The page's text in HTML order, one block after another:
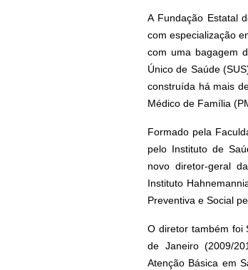
A Fundação Estatal
com especialização
com uma bagagem
Único de Saúde
construída há mais
Médico de Família
Formado pela
pelo Instituto de
novo diretor-geral
Instituto
Preventiva e Social
O diretor também foi
de Janeiro (2009/
Atenção Básica em